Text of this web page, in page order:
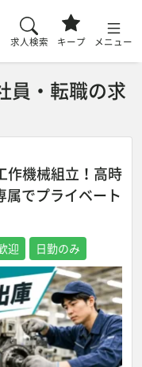
求人検索 キープ メニュー
員・転職の求
作機械組立！高時
でプライベート
迎 日勤のみ